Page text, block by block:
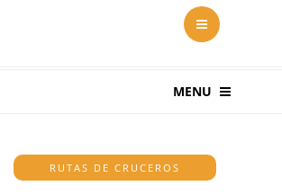
MENU
RUTAS DE CRUCEROS